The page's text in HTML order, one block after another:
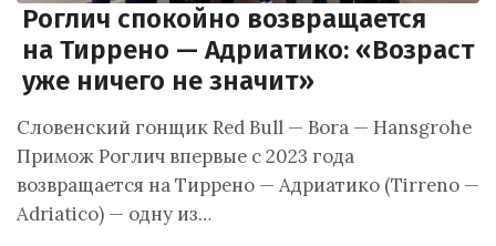
Роглич спокойно возвращается
на Тиррено — Адриатико: «Возраст
уже ничего не значит»
Словенский гонщик Red Bull — Bora — Hansgrohe
Примож Роглич впервые с 2023 года
возвращается на Тиррено — Адриатико (Tirreno —
Adriatico) — одну из…